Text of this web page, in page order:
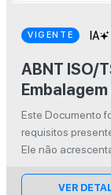
VIGENTE
ABNT ISO/
NBR ISO
Este Documento
requisitos
Ele não
informativo, não
VER